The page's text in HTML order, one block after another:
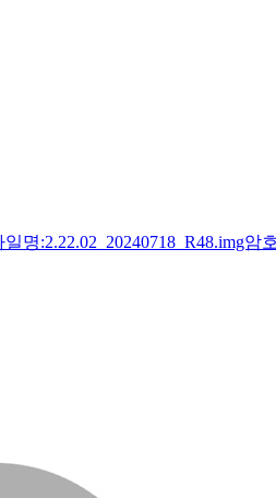
명:2.22.02_20240718_R48.img암